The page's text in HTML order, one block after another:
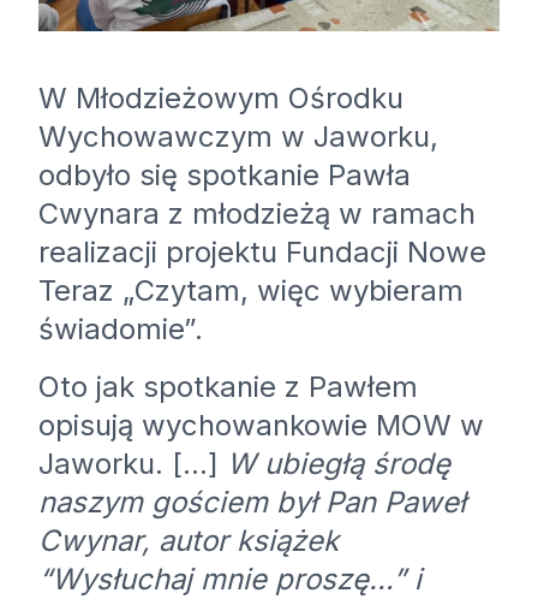
W Młodzieżowym Ośrodku
Wychowawczym w Jaworku,
odbyło się spotkanie Pawła
Cwynara z młodzieżą w ramach
realizacji projektu Fundacji Nowe
Teraz „Czytam, więc wybieram
świadomie”.
Oto jak spotkanie z Pawłem
opisują wychowankowie MOW w
Jaworku. […] W ubiegłą środę
naszym gościem był Pan Paweł
Cwynar, autor książek
“Wysłuchaj mnie proszę…” i